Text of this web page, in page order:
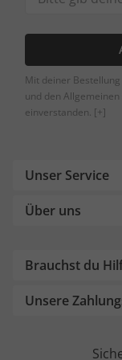
Mit deiner
und den
einverstanden. [+]
Unser Service
Über uns
Brauchst du
Unsere